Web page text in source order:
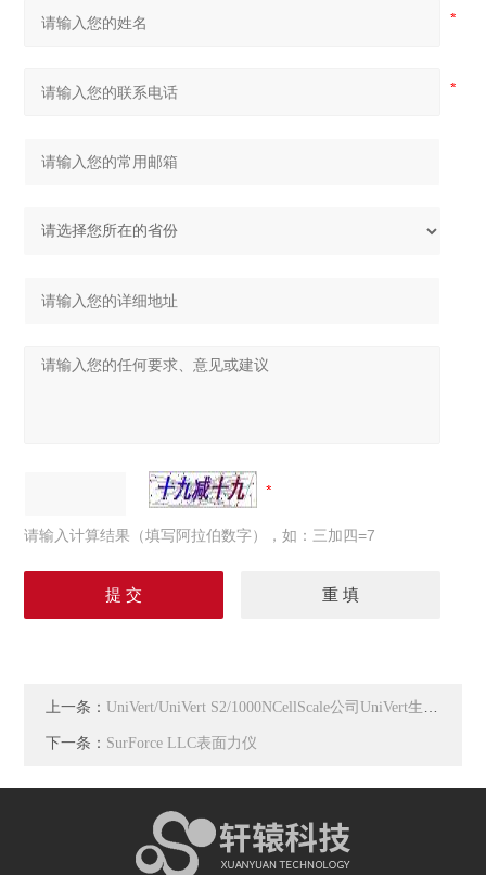
请输入计算结果（填写阿拉伯数字），如：三加四=7
上一条：UniVert/UniVert S2/1000NCellScale公司UniVert生物材料力学试验机
下一条： SurForce LLC表面力仪